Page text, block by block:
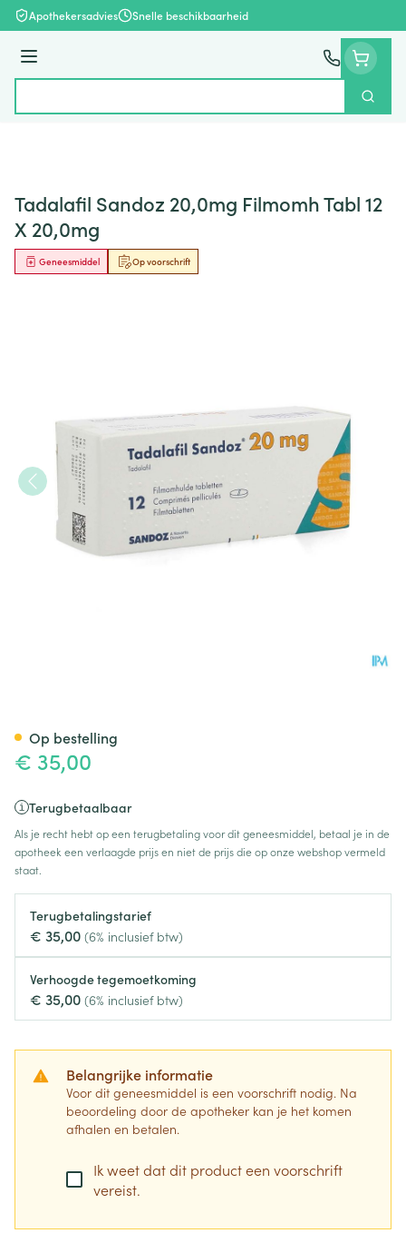
Ga naar de inhoud
Apothekersadvies Snelle beschikbaarheid
Menu
Zoek
Tadalafil Sandoz 20,0mg Filmomh Tabl 12
X 20,0mg
Op voorschrift
Geneesmiddel
€ 35,00
Terugbetaalbaar
Als je recht hebt op een terugbetaling voor dit geneesmiddel, betaal je in de
apotheek een verlaagde prijs en niet de prijs die op onze webshop vermeld
staat.
Terugbetalingstarief
€ 35,00 (6% inclusief btw)
Verhoogde tegemoetkoming
€ 35,00 (6% inclusief btw)
Belangrijke informatie
Voor dit geneesmiddel is een voorschrift nodig. Na
beoordeling door de apotheker kan je het komen
afhalen en betalen.
Ik weet dat dit product een voorschrift
vereist.
Op bestelling